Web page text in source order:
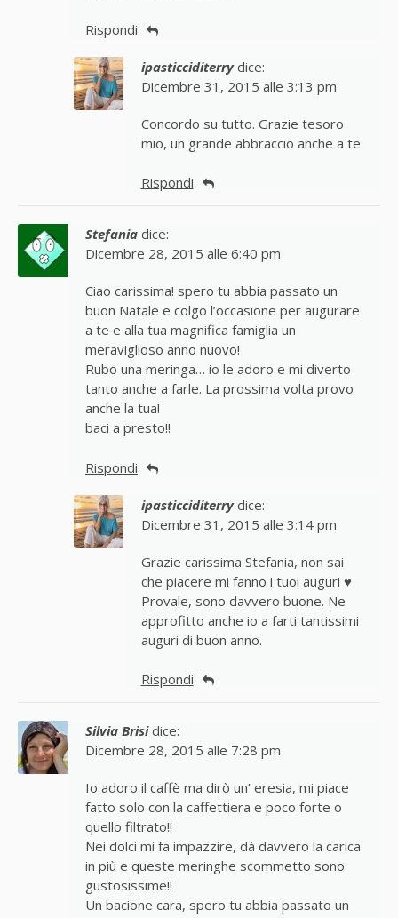
Rispondi
ipasticciditerry dice:
Dicembre 31, 2015 alle 3:13 pm
Concordo su tutto. Grazie tesoro
mio, un grande abbraccio anche a te
Rispondi
Stefania dice:
Dicembre 28, 2015 alle 6:40 pm
Ciao carissima! spero tu abbia passato un
buon Natale e colgo l’occasione per augurare
a te e alla tua magnifica famiglia un
meraviglioso anno nuovo!
Rubo una meringa… io le adoro e mi diverto
tanto anche a farle. La prossima volta provo
anche la tua!
baci a presto!!
Rispondi
ipasticciditerry dice:
Dicembre 31, 2015 alle 3:14 pm
Grazie carissima Stefania, non sai
che piacere mi fanno i tuoi auguri ♥
Provale, sono davvero buone. Ne
approfitto anche io a farti tantissimi
auguri di buon anno.
Rispondi
Silvia Brisi dice:
Dicembre 28, 2015 alle 7:28 pm
Io adoro il caffè ma dirò un’ eresia, mi piace
fatto solo con la caffettiera e poco forte o
quello filtrato!!
Nei dolci mi fa impazzire, dà davvero la carica
in più e queste meringhe scommetto sono
gustosissime!!
Un bacione cara, spero tu abbia passato un